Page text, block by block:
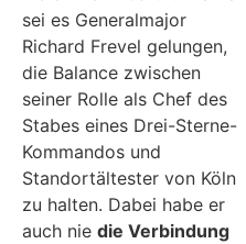
sei es Generalmajor
Richard Frevel gelungen,
die Balance zwischen
seiner Rolle als Chef des
Stabes eines Drei-Sterne-
Kommandos und
Standortältester von Köln
zu halten. Dabei habe er
auch nie die Verbindung